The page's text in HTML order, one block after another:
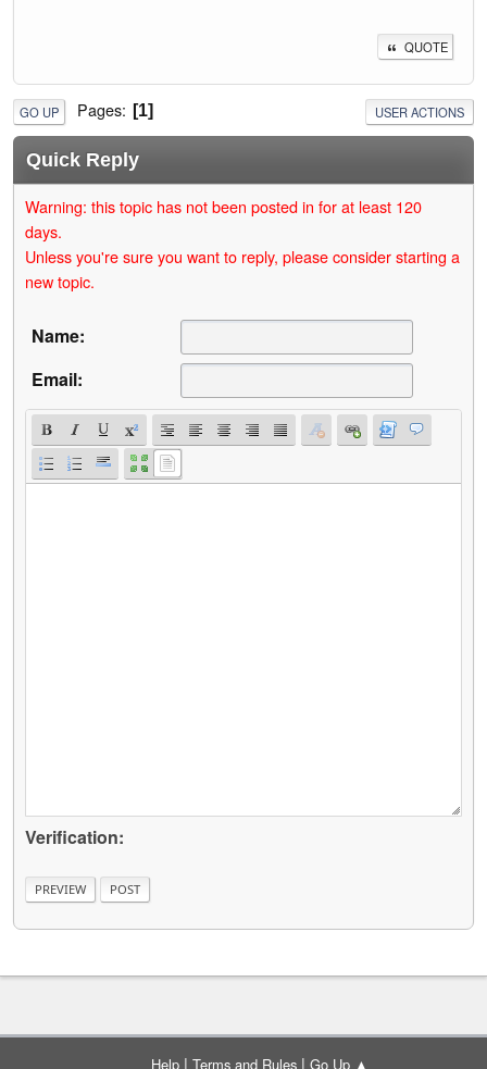
QUOTE
GO UP Pages 1 USER ACTIONS
Quick Reply
Warning: this topic has not been posted in for at least 120
days.
Unless you're sure you want to reply, please consider starting a
new topic.
Name:
Email:
Verification:
Help | Terms and Rules | Go Up ▲